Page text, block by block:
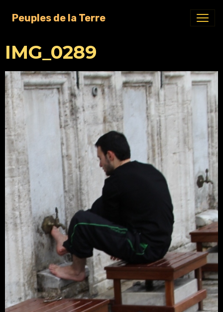
Peuples de la Terre
IMG_0289